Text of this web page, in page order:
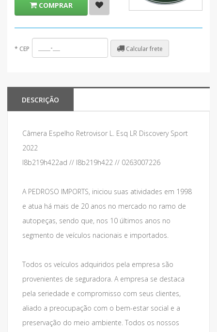
COMPRAR
* CEP Calcular frete
DESCRIÇÃO
Câmera Espelho Retrovisor L. Esq LR Discovery Sport
2022
l8b219h422ad // l8b219h422 // 0263007226
A PEDROSO IMPORTS, iniciou suas atividades em 1998
e atua há mais de 20 anos no mercado no ramo de
autopeças, sendo que, nos 10 últimos anos no
segmento de veículos nacionais e importados.
Todos os veículos adquiridos pela empresa são
provenientes de seguradora. A empresa se destaca
pela seriedade e compromisso com seus clientes,
aliado a preocupação com o bem-estar social e a
preservação do meio ambiente. Todos os nossos